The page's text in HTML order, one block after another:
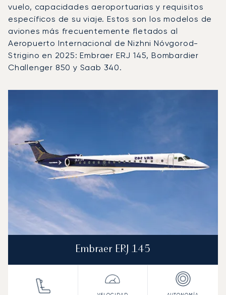
vuelo, capacidades aeroportuarias y requisitos
específicos de su viaje. Estos son los modelos de
aviones más frecuentemente fletados al
Aeropuerto Internacional de Nizhni Nóvgorod-
Strigino en 2025: Embraer ERJ 145, Bombardier
Challenger 850 y Saab 340.
Autonomía (NM)
Embraer ERJ 145